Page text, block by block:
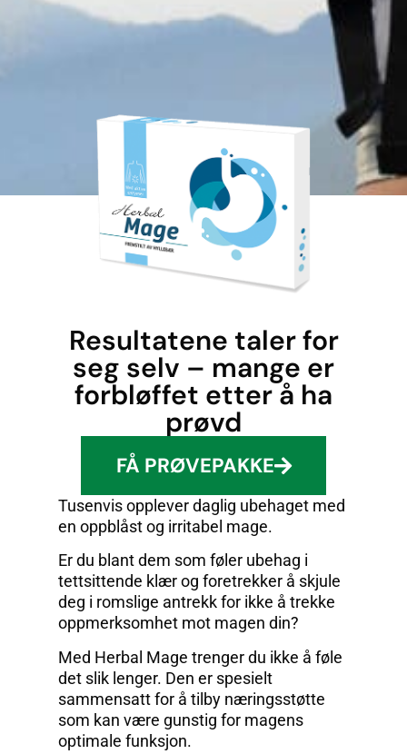
Resultatene taler for
seg selv – mange er
forbløffet etter å ha
prøvd
FÅ PRØVEPAKKE
Tusenvis opplever daglig ubehaget med
en oppblåst og irritabel mage.
Er du blant dem som føler ubehag i
tettsittende klær og foretrekker å skjule
deg i romslige antrekk for ikke å trekke
oppmerksomhet mot magen din?
Med Herbal Mage trenger du ikke å føle
det slik lenger. Den er spesielt
sammensatt for å tilby næringsstøtte
som kan være gunstig for magens
optimale funksjon.